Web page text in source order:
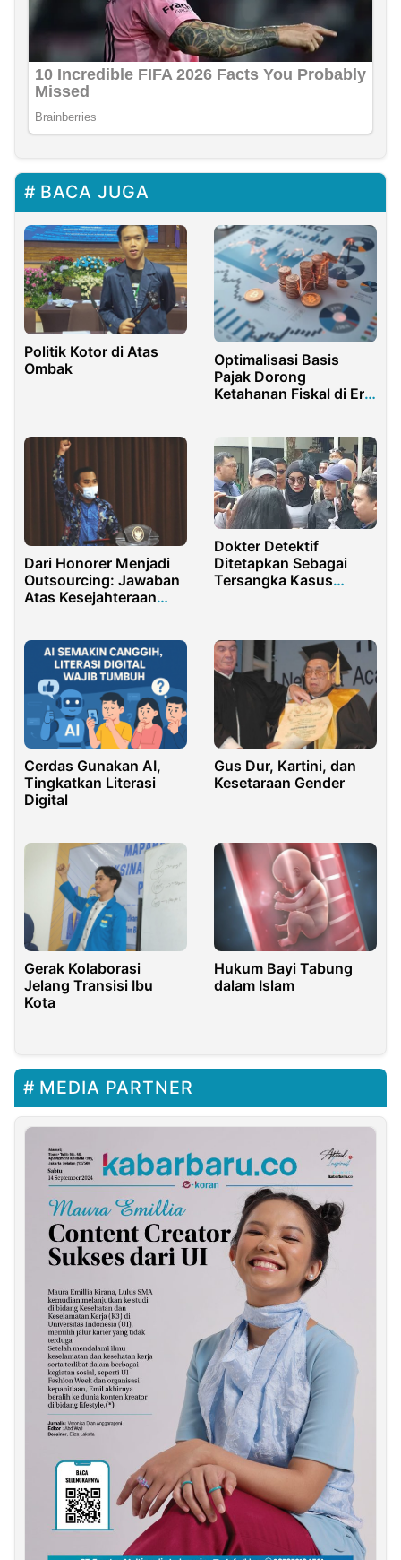
BACA JUGA
Politik Kotor di Atas
Ombak
Optimalisasi Basis
Pajak Dorong
Ketahanan Fiskal di Era
Dari Honorer Menjadi
Outsourcing: Jawaban
Atas Kesejahteraan
Dokter Detektif
Ditetapkan Sebagai
Tersangka Kasus
Cerdas Gunakan AI,
Tingkatkan Literasi
Digital
Gus Dur, Kartini, dan
Kesetaraan Gender
Gerak Kolaborasi
Jelang Transisi Ibu
Kota
Hukum Bayi Tabung
dalam Islam
MEDIA PARTNER